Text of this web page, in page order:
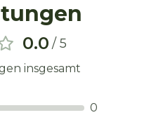
0.0 / 5
insgesamt
0